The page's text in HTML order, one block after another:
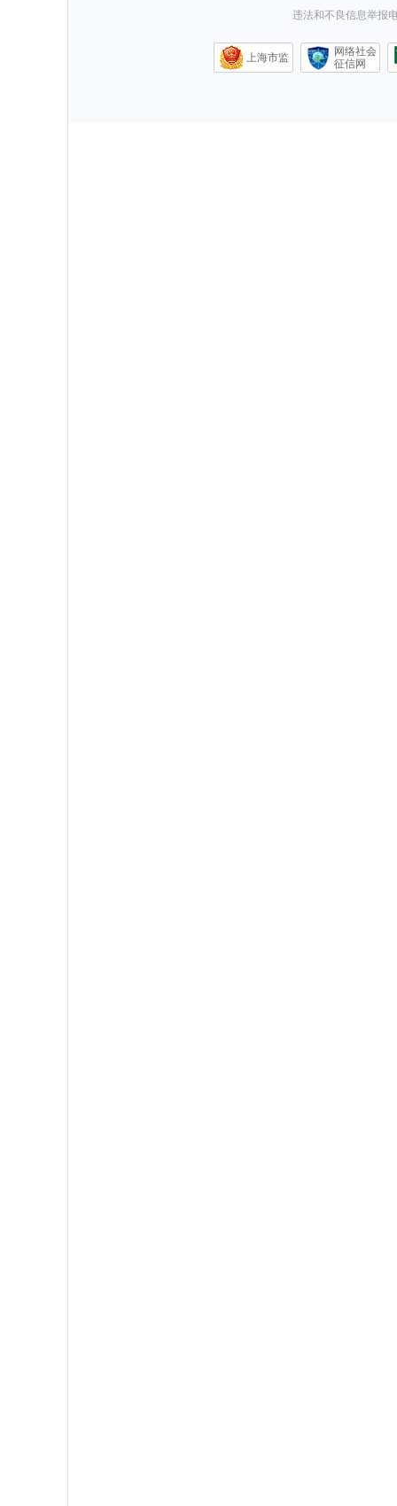
违法和不良信息举报
上海市监
网络社会
征信网